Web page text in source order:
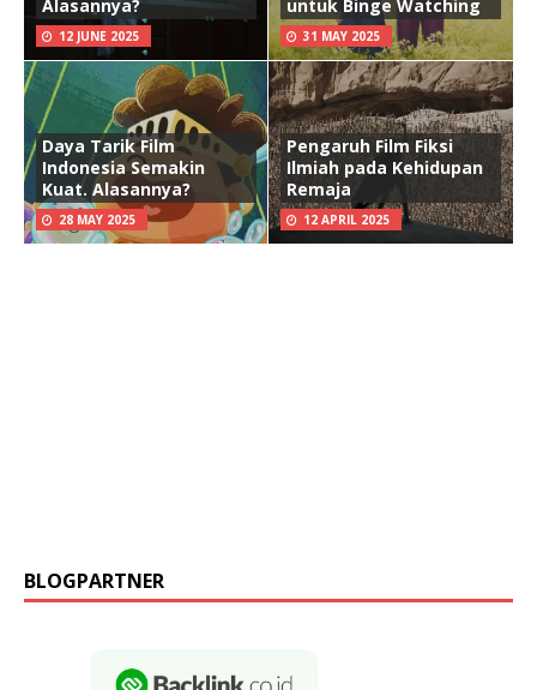
Alasannya?
12 JUNE 2025
untuk Binge Watching
31 MAY 2025
Daya Tarik Film
Indonesia Semakin
Kuat. Alasannya?
28 MAY 2025
Pengaruh Film Fiksi
Ilmiah pada Kehidupan
Remaja
12 APRIL 2025
BLOGPARTNER